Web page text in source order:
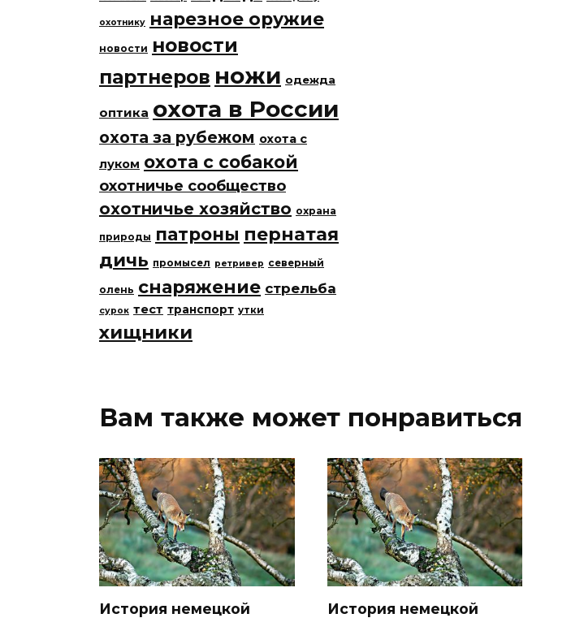
охотнику нарезное оружие
новости новости
партнеров ножи одежда
оптика охота в России
охота за рубежом охота с
луком охота с собакой
охотничье сообщество
охотничье хозяйство охрана
природы патроны пернатая
дичь промысел ретривер северный
олень снаряжение стрельба
сурок тест транспорт утки
хищники
Вам также может понравиться
История немецкой
История немецкой